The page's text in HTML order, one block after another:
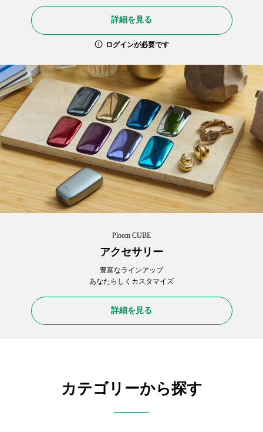
詳細を見る
ログインが必要です
Ploom CUBE
アクセサリー
豊富なラインアップ
あなたらしくカスタマイズ
詳細を見る
カテゴリーから探す